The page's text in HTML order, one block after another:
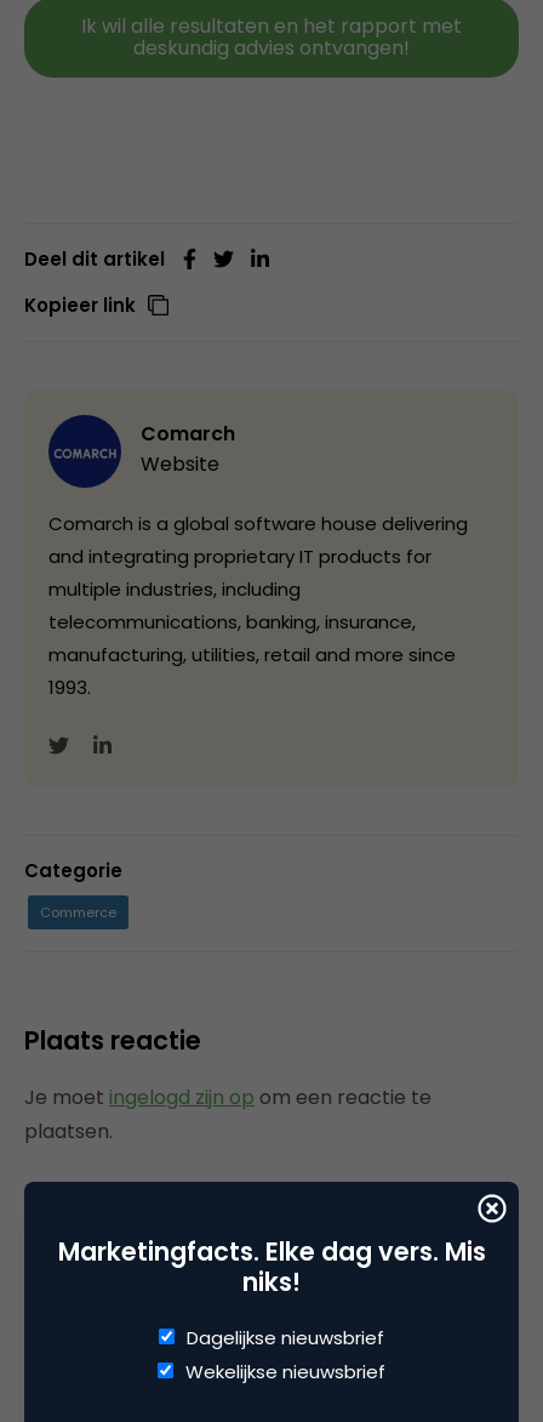
Ik wil alle resultaten en het rapport met
deskundig advies ontvangen!
Deel dit artikel
Kopieer link
Comarch
Website
Comarch is a global software house delivering
and integrating proprietary IT products for
multiple industries, including
telecommunications, banking, insurance,
manufacturing, utilities, retail and more since
1993.
Categorie
Commerce
Plaats reactie
Je moet ingelogd zijn op om een reactie te
plaatsen.
Gerelateerde artikelen
Rebel with or without a cause?
Wake-upcall voor ontwerpers
en merkeigenaren
Marketingfacts. Elke dag vers. Mis
niks!
Dagelijkse nieuwsbrief
Wekelijkse nieuwsbrief